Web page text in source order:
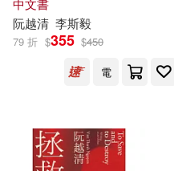
永福一成(22)
らん千夜(21)
中華書局(124)
南京大學出版社(120)
九州出版社(119)
中文書
阮越清 李斯毅
79 折 $355 $450
電